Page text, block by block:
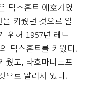
닥스훈트 애호가였
키웠던 것으로 알
위해 1957년 레드
닥스훈트를 키웠다.
웠고, 라흐마니노프
으로 알려져 있다.